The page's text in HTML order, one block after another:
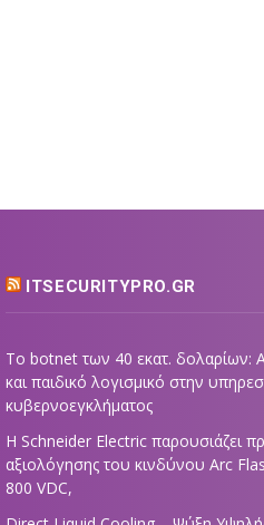
ITSECURITYPRO.GR
Το botnet των 40 εκατ. δολαρίων:
και παιδικό λογισμικό στην
κυβερνοεγκλήματος
Η Schneider Electric παρουσιάζει
αξιολόγησης του κινδύνου Arc
800 VDC,